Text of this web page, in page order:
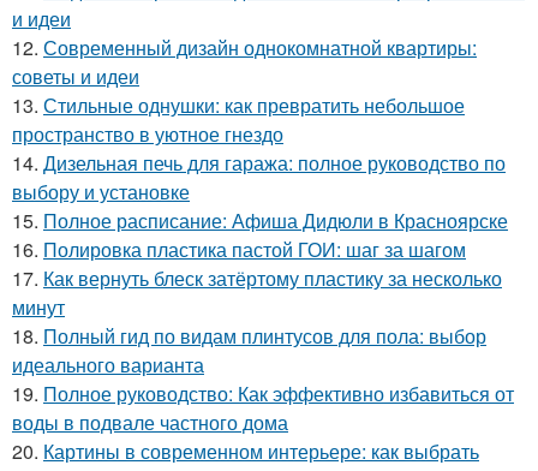
и идеи
12. Современный дизайн однокомнатной квартиры:
советы и идеи
13. Стильные однушки: как превратить небольшое
пространство в уютное гнездо
14. Дизельная печь для гаража: полное руководство по
выбору и установке
15. Полное расписание: Афиша Дидюли в Красноярске
16. Полировка пластика пастой ГОИ: шаг за шагом
17. Как вернуть блеск затёртому пластику за несколько
минут
18. Полный гид по видам плинтусов для пола: выбор
идеального варианта
19. Полное руководство: Как эффективно избавиться от
воды в подвале частного дома
20. Картины в современном интерьере: как выбрать